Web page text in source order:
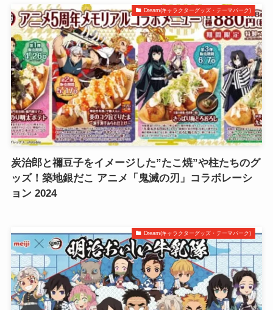
Dream(キャラクターグッズ・テーマパーク)
炭治郎と禰豆子をイメージした”たこ焼”や柱たちのグ
ッズ！築地銀だこ アニメ「鬼滅の刃」コラボレーシ
ョン 2024
Dream(キャラクターグッズ・テーマパーク)